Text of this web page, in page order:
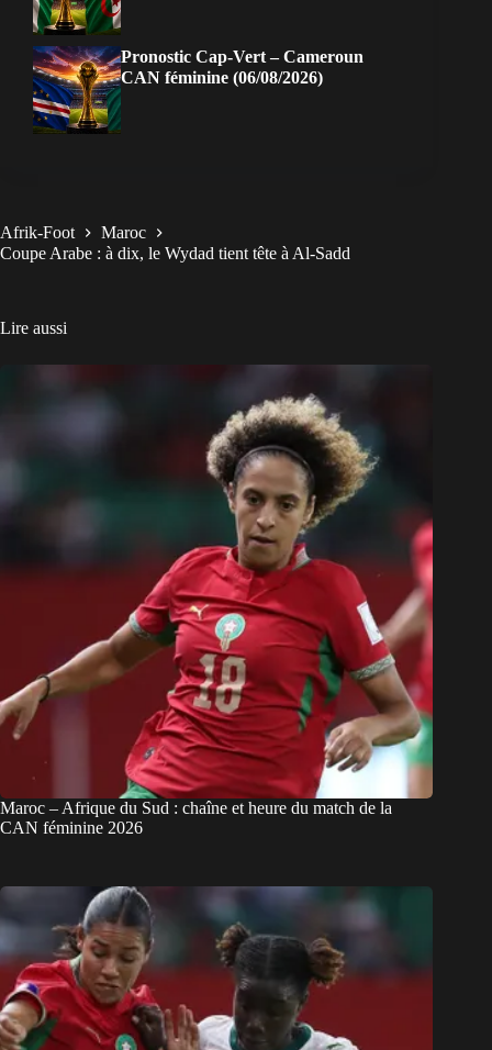
Pronostic Cap-Vert – Cameroun
CAN féminine (06/08/2026)
Afrik-Foot
Maroc
Coupe Arabe : à dix, le Wydad tient tête à Al-Sadd
Lire aussi
Maroc – Afrique du Sud : chaîne et heure du match de la
CAN féminine 2026